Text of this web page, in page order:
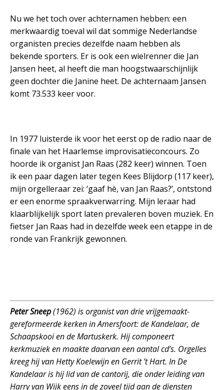
Nu we het toch over achternamen hebben: een
merkwaardig toeval wil dat sommige Nederlandse
organisten precies dezelfde naam hebben als
bekende sporters. Er is ook een wielrenner die Jan
Jansen heet, al heeft die man hoogstwaarschijnlijk
geen dochter die Janine heet. De achternaam Jansen
komt 73.533 keer voor.
In 1977 luisterde ik voor het eerst op de radio naar de
finale van het Haarlemse improvisatieconcours. Zo
hoorde ik organist Jan Raas (282 keer) winnen. Toen
ik een paar dagen later tegen Kees Blijdorp (117 keer),
mijn orgelleraar zei: ‘gaaf hè, van Jan Raas?’, ontstond
er een enorme spraakverwarring. Mijn leraar had
klaarblijkelijk sport laten prevaleren boven muziek. En
fietser Jan Raas had in dezelfde week een etappe in de
ronde van Frankrijk gewonnen.
Peter Sneep(1962) is organist van drie vrijgemaakt-
gereformeerde kerken in Amersfoort: de Kandelaar, de
Schaapskooi en de Martuskerk. Hij componeert
kerkmuziek en maakte daarvan een aantal cd’s. Orgelles
kreeg hij van Hetty Koelewijn en Gerrit ’t Hart. In De
Kandelaar is hij lid van de cantorij, die onder leiding van
Harry van Wijk eens in de zoveel tijd aan de diensten